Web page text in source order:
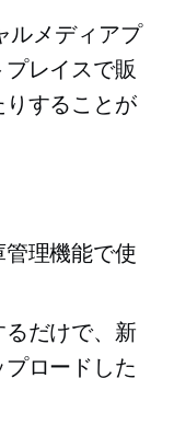
ルメディアプ
レイスで販
することが
理機能で使
だけで、新
ロードした